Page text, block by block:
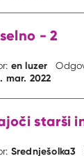
- 2
en luzer
mar. 2022
starši
Srednješolka3